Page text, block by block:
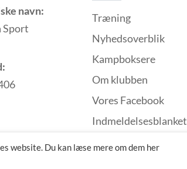
navn:
Træning
Nyhedsoverblik
Kampboksere
Om klubben
Vores Facebook
Indmeldelsesblanket
website. Du kan læse mere om dem her